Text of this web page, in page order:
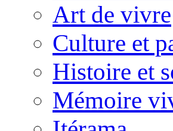
Art de vivre
Culture et
Histoire et
Mémoire